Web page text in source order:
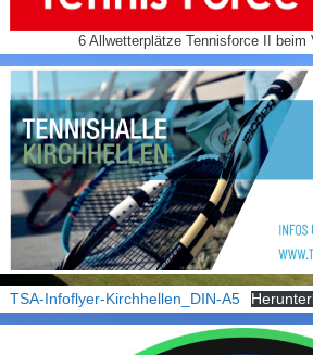
6 Allwetterplätze Tennisforce II beim
TSA-Infoflyer-Kirchhellen_DIN-A5